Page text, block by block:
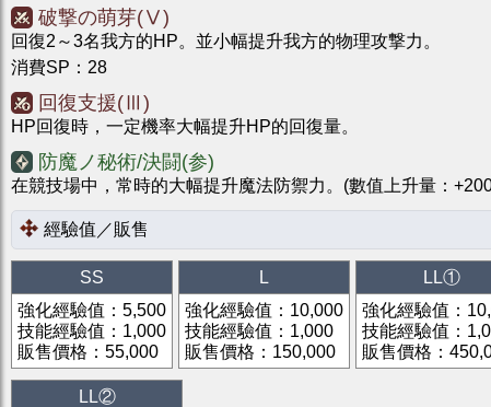
破撃の萌芽(Ⅴ)
回復2～3名我方的HP。並小幅提升我方的物理攻撃力。
消費SP ： 28
回復支援(Ⅲ)
HP回復時，一定機率大幅提升HP的回復量。
防魔ノ秘術/決闘(参)
在競技場中，常時的大幅提升魔法防禦力。(數值上升量：
經驗值／販售
SS
強化經驗值 ： 5,500
技能經驗值 ： 1,000
販售價格 ： 55,000
L
強化經驗值 ： 10,000
技能經驗值 ： 1,000
販售價格 ： 150,000
LL①
強化經驗值 ：
技能經驗值 ：
販售價格 ：
LL②